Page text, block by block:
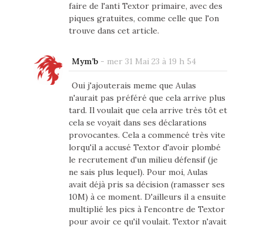
faire de l'anti Textor primaire, avec des
piques gratuites, comme celle que l'on
trouve dans cet article.
Mym’b- mer 31 Mai 23 à 19 h 54
Oui j'ajouterais meme que Aulas
n'aurait pas préféré que cela arrive plus
tard. Il voulait que cela arrive très tôt et
cela se voyait dans ses déclarations
provocantes. Cela a commencé très vite
lorqu'il a accusé Textor d'avoir plombé
le recrutement d'un milieu défensif (je
ne sais plus lequel). Pour moi, Aulas
avait déjà pris sa décision (ramasser ses
10M) à ce moment. D'ailleurs il a ensuite
multiplié les pics à l'encontre de Textor
pour avoir ce qu'il voulait. Textor n'avait